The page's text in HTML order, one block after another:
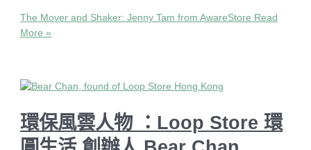
The Mover and Shaker: Jenny Tam from AwareStore Read
More »
環保風雲人物 ：Loop Store 環